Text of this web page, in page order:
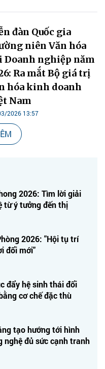
đàn Quốc gia
niên Văn hóa
Doanh nghiệp năm
Ra mắt Bộ giá trị
hóa kinh doanh
Nam
2026 13:57
2026: Tìm lời giải
từ ý tưởng đến thị
2026: "Hội tụ trí
đổi mới"
đẩy hệ sinh thái đổi
cơ chế đặc thù
tạo hướng tới hình
nghệ đủ sức cạnh tranh